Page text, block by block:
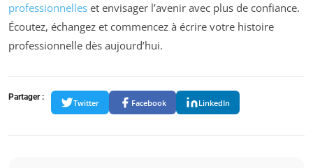
professionnelles et envisager l’avenir avec plus de confiance.
Écoutez, échangez et commencez à écrire votre histoire
professionnelle dès aujourd’hui.
Partager :
Twitter Facebook LinkedIn